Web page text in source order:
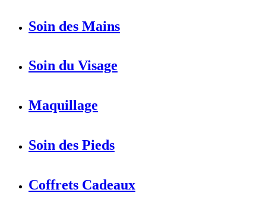
Soin des Mains
Soin du Visage
Maquillage
Soin des Pieds
Coffrets Cadeaux